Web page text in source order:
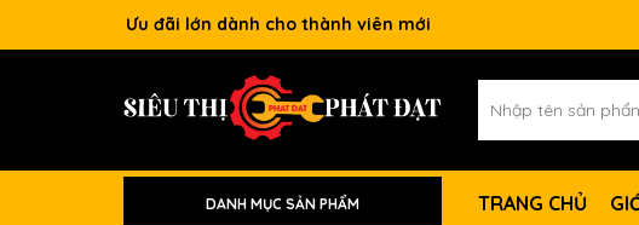
Ưu đãi lớn dành cho thành viên mới
DANH MỤC SẢN PHẨM TRANG CHỦ